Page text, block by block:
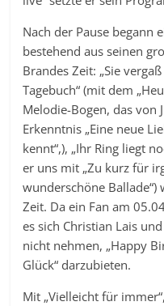
Nach der Pause begann
bestehend aus seinen
Brandes Zeit: „Sie
Tagebuch“ (mit dem
Melodie-Bogen, das von
Erkenntnis „Eine neue
kennt“,), „Ihr Ring liegt
er uns mit „Zu kurz für
wunderschöne Ballade“)
Zeit. Da ein Fan am
es sich Christian Lais
nicht nehmen, „Happy
Glück“ darzubieten.
Mit „Vielleicht für